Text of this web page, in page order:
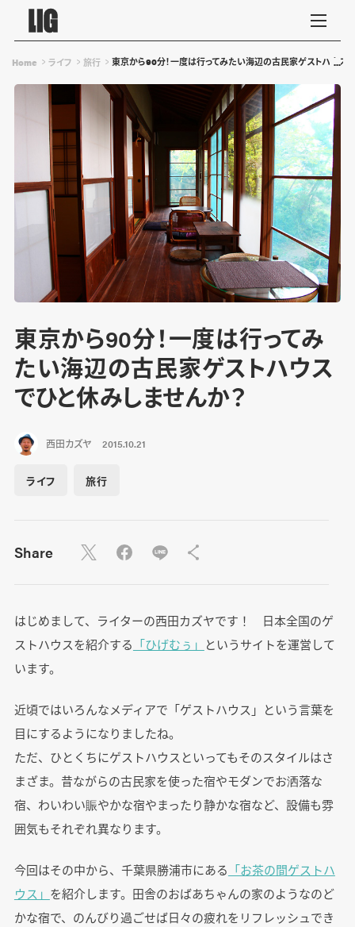
Home ライフ 旅行 東京から90分！一度は行ってみたい海辺の古民家ゲストハウスで
東京から90分！一度は行ってみ
たい海辺の古民家ゲストハウス
でひと休みしませんか？
西田カズヤ 2015.10.21
ライフ 旅行
Share
はじめまして、ライターの西田カズヤです！ 日本全国のゲ
ストハウスを紹介する 「ひげむぅ」 というサイトを運営して
います。
近頃ではいろんなメディアで「ゲストハウス」という言葉を
目にするようになりましたね。
ただ、ひとくちにゲストハウスといってもそのスタイルはさ
まざま。昔ながらの古民家を使った宿やモダンでお洒落な
宿、わいわい賑やかな宿やまったり静かな宿など、設備も雰
囲気もそれぞれ異なります。
今回はその中から、千葉県勝浦市にある 「お茶の間ゲストハ
ウス」 を紹介します。田舎のおばあちゃんの家のようなのど
かな宿で、のんびり過ごせば日々の疲れをリフレッシュでき